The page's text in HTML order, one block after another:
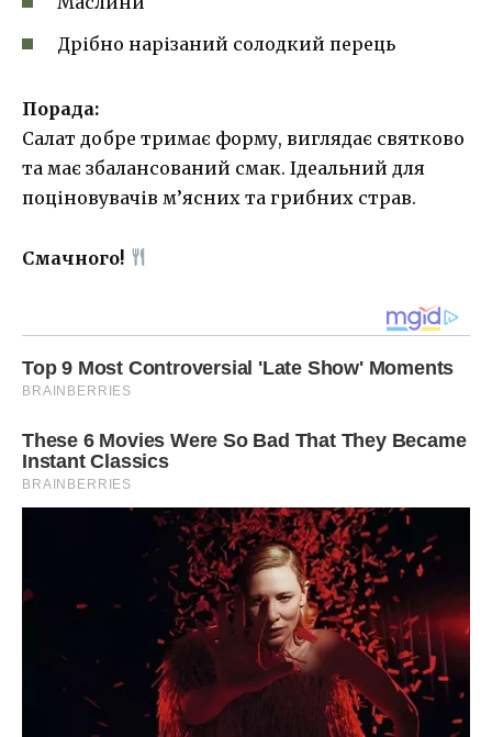
Дрібно нарізаний солодкий перець
Порада:
Салат добре тримає форму, виглядає святково
та має збалансований смак. Ідеальний для
поціновувачів м’ясних та грибних страв.
Смачного!